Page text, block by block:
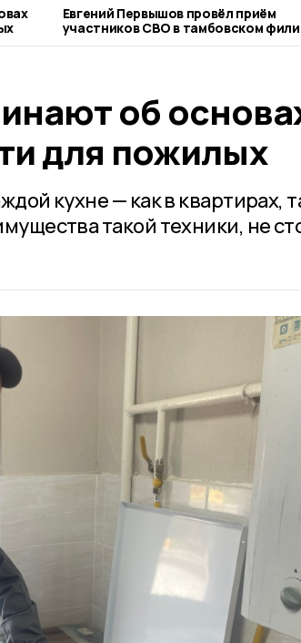
Евгений Первышов провёл приём
участников СВО в тамбовском
фонда «Защитники Отечества»
об
для пожилых
кухне — как в квартирах,
такой техники, не